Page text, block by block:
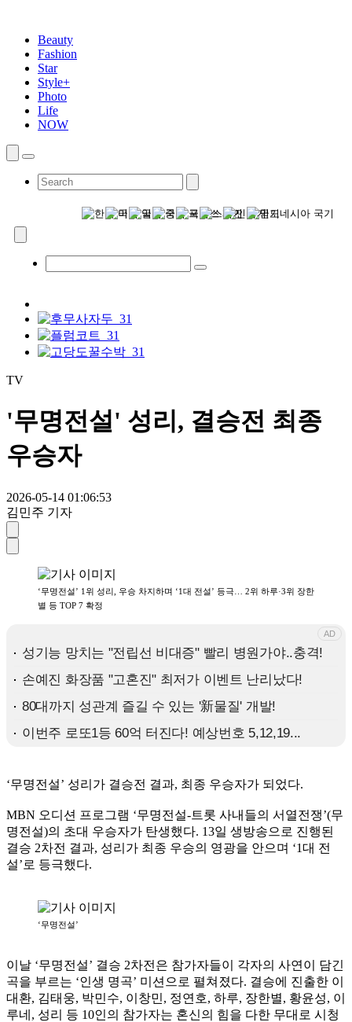
Beauty
Fashion
Star
Style+
Photo
Life
NOW
TV
'무명전설' 성리, 결승전 최종
우승자
2026-05-14 01:06:53
김민주 기자
‘무명전설’ 1위 성리, 우승 차지하며 ‘1대 전설’ 등극… 2위 하루·3위 장한
별 등 TOP 7 확정
‘무명전설’ 성리가 결승전 결과, 최종 우승자가 되었다.
MBN 오디션 프로그램 ‘무명전설-트롯 사내들의 서열전쟁’(무
명전설)의 초대 우승자가 탄생했다. 13일 생방송으로 진행된
결승 2차전 결과, 성리가 최종 우승의 영광을 안으며 ‘1대 전
설’로 등극했다.
‘무명전설’
이날 ‘무명전설’ 결승 2차전은 참가자들이 각자의 사연이 담긴
곡을 부르는 ‘인생 명곡’ 미션으로 펼쳐졌다. 결승에 진출한 이
대환, 김태웅, 박민수, 이창민, 정연호, 하루, 장한별, 황윤성, 이
루네, 성리 등 10인의 참가자는 혼신의 힘을 다한 무대로 시청